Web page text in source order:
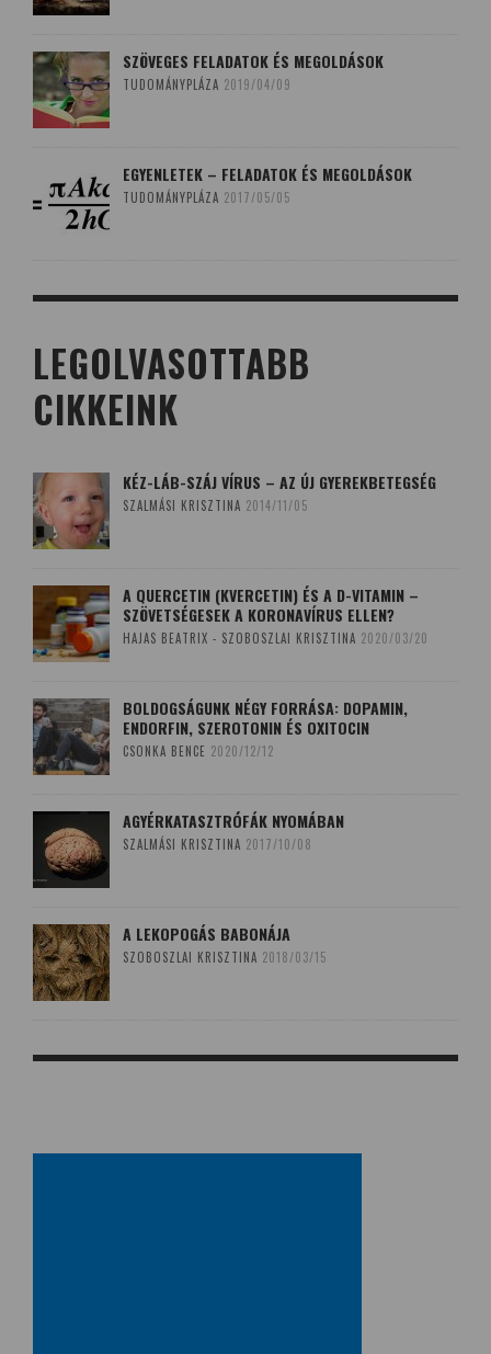
SZÖVEGES FELADATOK ÉS MEGOLDÁSOK
TUDOMÁNYPLÁZA 2019/04/09
EGYENLETEK – FELADATOK ÉS MEGOLDÁSOK
TUDOMÁNYPLÁZA 2017/05/05
LEGOLVASOTTABB
CIKKEINK
KÉZ-LÁB-SZÁJ VÍRUS – AZ ÚJ GYEREKBETEGSÉG
SZALMÁSI KRISZTINA 2014/11/05
A QUERCETIN (KVERCETIN) ÉS A D-VITAMIN –
SZÖVETSÉGESEK A KORONAVÍRUS ELLEN?
HAJAS BEATRIX - SZOBOSZLAI KRISZTINA 2020/03/20
BOLDOGSÁGUNK NÉGY FORRÁSA: DOPAMIN,
ENDORFIN, SZEROTONIN ÉS OXITOCIN
CSONKA BENCE 2020/12/12
AGYÉRKATASZTRÓFÁK NYOMÁBAN
SZALMÁSI KRISZTINA 2017/10/08
A LEKOPOGÁS BABONÁJA
SZOBOSZLAI KRISZTINA 2018/03/15